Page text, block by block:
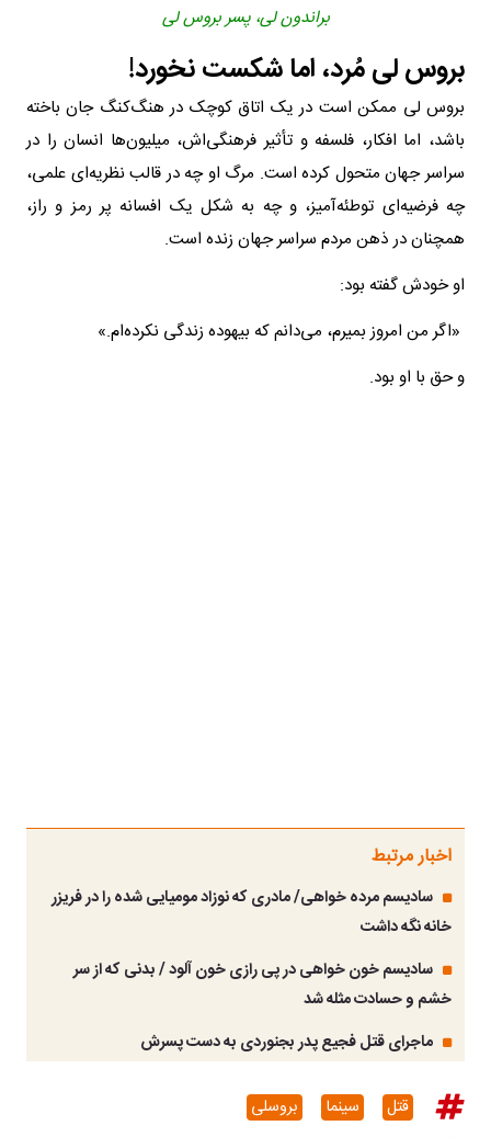
براندون لی، پسر بروس لی
بروس لی مُرد، اما شکست نخورد!
بروس لی ممکن است در یک اتاق کوچک در هنگ‌کنگ جان باخته
باشد، اما افکار، فلسفه و تأثیر فرهنگی‌اش، میلیون‌ها انسان را در
سراسر جهان متحول کرده است. مرگ او چه در قالب نظریه‌ای علمی،
چه فرضیه‌ای توطئه‌آمیز، و چه به شکل یک افسانه پر رمز و راز،
همچنان در ذهن‌ مردم سراسر جهان زنده است.
او خودش گفته بود:
«اگر من امروز بمیرم، می‌دانم که بیهوده زندگی نکرده‌ام.»
و حق با او بود.
اخبار مرتبط
سادیسم مرده خواهی/ مادری که نوزاد مومیایی شده را در فریزر
خانه نگه داشت
سادیسم خون خواهی در پی رازی خون آلود / بدنی که از سر
خشم و حسادت مثله شد
ماجرای قتل فجیع پدر بجنوردی به دست پسرش
قتل سینما بروسلی